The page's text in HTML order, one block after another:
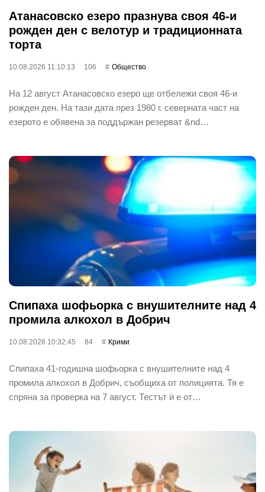
Атанасовско езеро празнува своя 46-и
рожден ден с велотур и традиционната
торта
10.08.2026 11:10:13 106 Общество
На 12 август Атанасовско езеро ще отбележи своя 46-и
рожден ден. На тази дата през 1980 г. северната част на
езерото е обявена за поддържан резерват &nd…
Спипаха шофьорка с внушителните над 4
промила алкохол в Добрич
10.08.2026 10:32:45 84 Крими
Спипаха 41-годишна шофьорка с внушителните над 4
промила алкохол в Добрич, съобщиха от полицията. Тя е
спряна за проверка на 7 август. Тестът ѝ е от…